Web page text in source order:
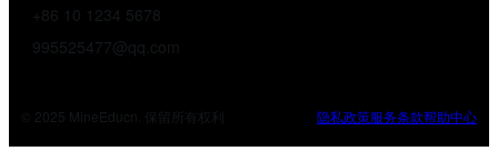
+86 10 1234 5678
995525477@qq.com
© 2025 MineEducn. 保留所有权利 隐私政策服务条款帮助中心